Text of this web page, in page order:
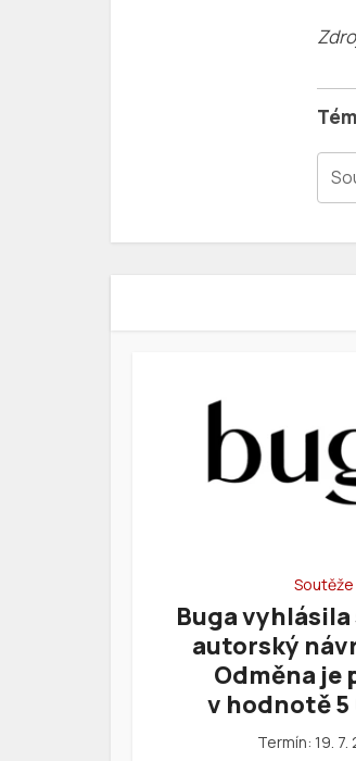
Soutěže
Buga
autorský
Odměna je
v hodnotě 5
Termín: 19. 7.